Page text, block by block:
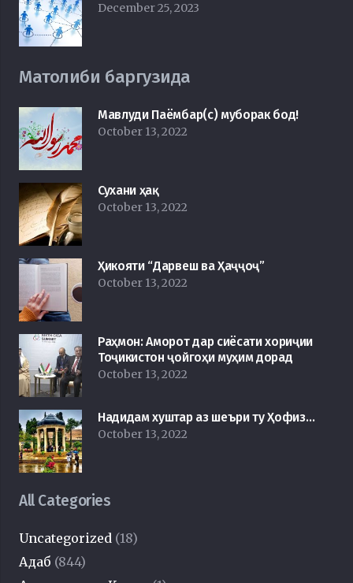
December 25, 2023
Матолиби баргузида
Мавлуди Паёмбар(с) муборак бод!
October 13, 2022
Сухани ҳақ
October 13, 2022
Ҳикояти “Дарвеш ва Ҳаҷҷоҷ”
October 13, 2022
Раҳмон: Аморот дар сиёсати хориҷии
Тоҷикистон ҷойгоҳи муҳим дорад
October 13, 2022
Надидам хуштар аз шеъри ту Ҳофиз…
October 13, 2022
All Categories
Uncategorized (18)
Адаб (844)